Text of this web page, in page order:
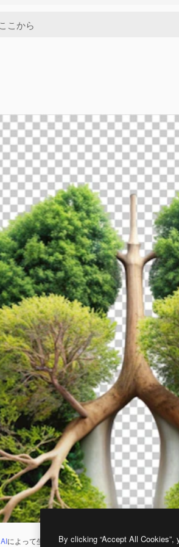
AIによって生成されたものです。 AI画像生成ツールを
By clicking “Accept All